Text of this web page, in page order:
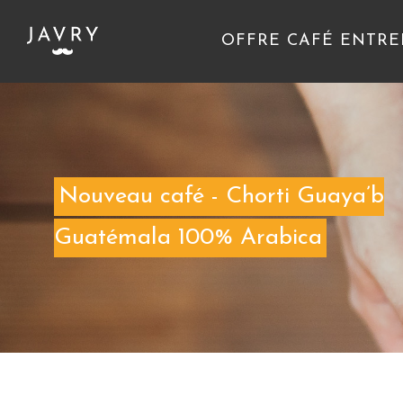
OFFRE CAFÉ
Nouveau café - Chorti Guaya’b
Guatémala 100% Arabica